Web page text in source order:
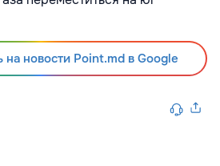
новости Point.md в Google